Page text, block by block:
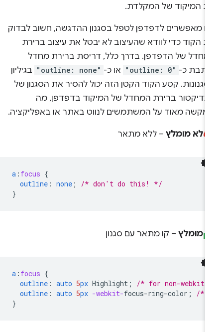
המיקוד של המקלדת.
מאפשרים לדפדפן לטפל בסגנון ההדגשה, חשוב לבדוק
הקוד כדי לוודא שהעיצוב לא יבטל את עיצוב ברירת
של הדפדפן. בדרך כלל, דריסת ברירת מחדל
כ- "outline: 0" או כ- "outline: none" בגיליון
קטע הקוד הקטן הזה יכול להסיר את הסגנון של
ברירת המחדל של המיקוד בדפדפן, מה
מאוד על המשתמשים לנווט באתר או באפליקציה.
לא מומלץ– ללא מתאר
a:focus
outline: none; /* don't do this! */
מומלץ– קו מתאר עם סגנון
a:focus
outline: auto px Highlight; /* for non-webkit
outline: auto px -webkit-focus-ring-color;